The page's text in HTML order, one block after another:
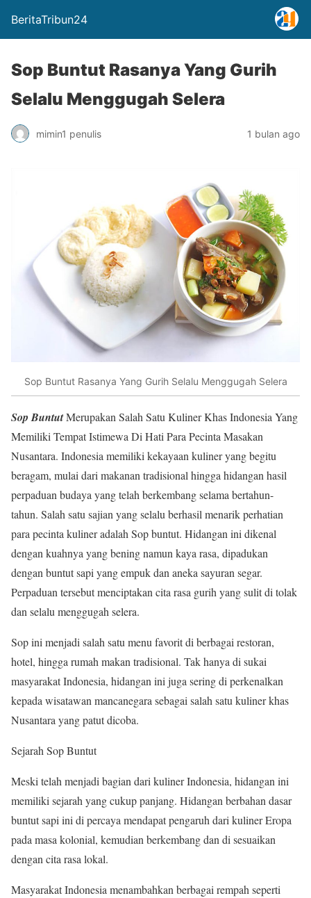
BeritaTribun24
Sop Buntut Rasanya Yang Gurih
Selalu Menggugah Selera
mimin1 penulis 1 bulan ago
Sop Buntut Rasanya Yang Gurih Selalu Menggugah Selera
Sop BuntutMerupakan Salah Satu Kuliner Khas Indonesia Yang
Memiliki Tempat Istimewa Di Hati Para Pecinta Masakan
Nusantara. Indonesia memiliki kekayaan kuliner yang begitu
beragam, mulai dari makanan tradisional hingga hidangan hasil
perpaduan budaya yang telah berkembang selama bertahun-
tahun. Salah satu sajian yang selalu berhasil menarik perhatian
para pecinta kuliner adalah Sop buntut. Hidangan ini dikenal
dengan kuahnya yang bening namun kaya rasa, dipadukan
dengan buntut sapi yang empuk dan aneka sayuran segar.
Perpaduan tersebut menciptakan cita rasa gurih yang sulit di tolak
dan selalu menggugah selera.
Sop ini menjadi salah satu menu favorit di berbagai restoran,
hotel, hingga rumah makan tradisional. Tak hanya di sukai
masyarakat Indonesia, hidangan ini juga sering di perkenalkan
kepada wisatawan mancanegara sebagai salah satu kuliner khas
Nusantara yang patut dicoba.
Sejarah Sop Buntut
Meski telah menjadi bagian dari kuliner Indonesia, hidangan ini
memiliki sejarah yang cukup panjang. Hidangan berbahan dasar
buntut sapi ini di percaya mendapat pengaruh dari kuliner Eropa
pada masa kolonial, kemudian berkembang dan di sesuaikan
dengan cita rasa lokal.
Masyarakat Indonesia menambahkan berbagai rempah seperti